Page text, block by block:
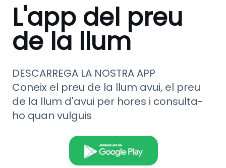
L'app del preu
de la llum
DESCARREGA LA NOSTRA APP
Coneix el preu de la llum avui, el preu
de la llum d'avui per hores i consulta-
ho quan vulguis